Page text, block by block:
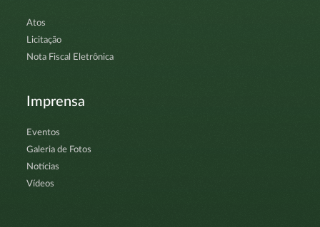
Atos
Licitação
Nota Fiscal Eletrônica
Imprensa
Eventos
Galeria de Fotos
Notícias
Vídeos